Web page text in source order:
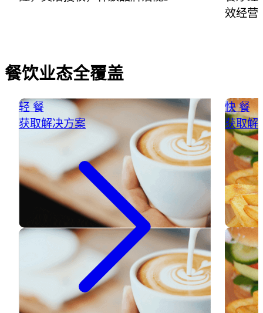
效经营
餐饮业态全覆盖
轻 餐
获取解决方案
快 餐
获取解